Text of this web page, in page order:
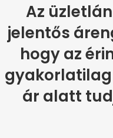
Az
jelentős
hogy az
gyakorlatilag
ár alatt